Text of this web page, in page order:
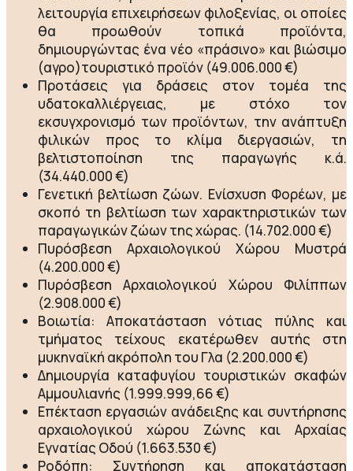
λειτουργία επιχειρήσεων φιλοξενίας, οι οποίες
θα προωθούν τοπικά προϊόντα,
δημιουργώντας ένα νέο «πράσινο» και βιώσιμο
(αγρο)τουριστικό προϊόν (49.006.000 €)
Προτάσεις για δράσεις στον τομέα της
υδατοκαλλιέργειας, με στόχο τον
εκσυγχρονισμό των προϊόντων, την ανάπτυξη
φιλικών προς το κλίμα διεργασιών, τη
βελτιστοποίηση της παραγωγής κ.ά.
(34.440.000 €)
Γενετική βελτίωση ζώων. Ενίσχυση Φορέων, με
σκοπό τη βελτίωση των χαρακτηριστικών των
παραγωγικών ζώων της χώρας. (14.702.000 €)
Πυρόσβεση Αρχαιολογικού Χώρου Μυστρά
(4.200.000 €)
Πυρόσβεση Αρχαιολογικού Χώρου Φιλίππων
(2.908.000 €)
Βοιωτία: Αποκατάσταση νότιας πύλης και
τμήματος τείχους εκατέρωθεν αυτής στη
μυκηναϊκή ακρόπολη του Γλα (2.200.000 €)
Δημιουργία καταφυγίου τουριστικών σκαφών
Αμμουλιανής (1.999.999,66 €)
Επέκταση εργασιών ανάδειξης και συντήρησης
αρχαιολογικού χώρου Ζώνης και Αρχαίας
Εγνατίας Οδού (1.663.530 €)
Ροδόπη: Συντήρηση και αποκατάσταση